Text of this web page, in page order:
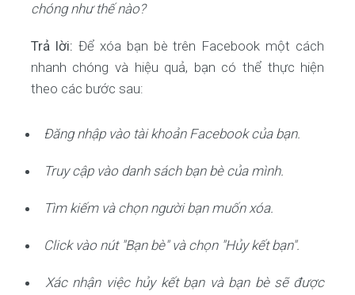
chóng như thế nào?
Trả lời: Để xóa bạn bè trên Facebook một cách
nhanh chóng và hiệu quả, bạn có thể thực hiện
theo các bước sau:
Đăng nhập vào tài khoản Facebook của bạn.
Truy cập vào danh sách bạn bè của mình.
Tìm kiếm và chọn người bạn muốn xóa.
Click vào nút "Bạn bè" và chọn "Hủy kết bạn".
Xác nhận việc hủy kết bạn và bạn bè sẽ được